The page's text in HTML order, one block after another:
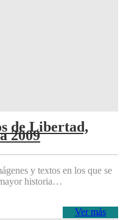
de Libertad,
2009
y textos en los que se
historia…
Ver más